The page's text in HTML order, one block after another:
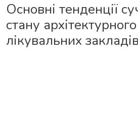
Основні тенденції
стану
лікувальних закладів